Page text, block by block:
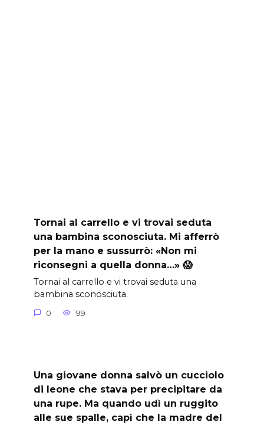
Tornai al carrello e vi trovai seduta
una bambina sconosciuta. Mi afferrò
per la mano e sussurrò: «Non mi
riconsegni a quella donna…» 😱
Tornai al carrello e vi trovai seduta una
bambina sconosciuta.
0 99
Una giovane donna salvò un cucciolo
di leone che stava per precipitare da
una rupe. Ma quando udì un ruggito
alle sue spalle, capì che la madre del